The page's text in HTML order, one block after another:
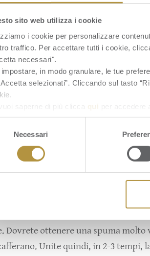
sito web utilizza i cookie
i cookie per personalizzare
traffico. Per accettare tutti i cookie,
necessari".
impostare, in modo granulare, le tue
selezionati”. Cliccando sul tasto
qui
Necessari
di ananas
semolato
a pezzetti. Tagliate anche
montate le uova e lo zucchero
Dovrete ottenere una spuma molto
Unite quindi, in 2-3 tempi,